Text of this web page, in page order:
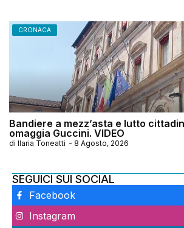
CRONACA
Bandiere a mezz’asta e lutto
omaggia Guccini. VIDEO
di Ilaria Toneatti - 8 Agosto, 2026
SEGUICI SUI SOCIAL
Facebook
Instagram